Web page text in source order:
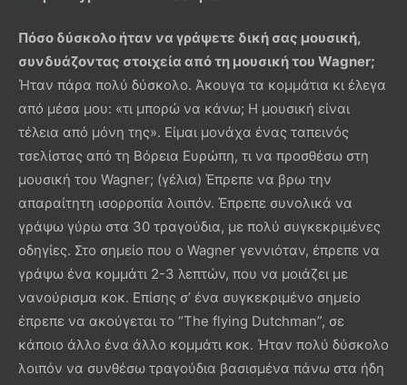
Πόσο δύσκολο ήταν να γράψετε δική σας μουσική,
συνδυάζοντας στοιχεία από τη μουσική του Wagner;
Ήταν πάρα πολύ δύσκολο. Άκουγα τα κομμάτια κι έλεγα
από μέσα μου: «τι μπορώ να κάνω; Η μουσική είναι
τέλεια από μόνη της». Είμαι μονάχα ένας ταπεινός
τσελίστας από τη Βόρεια Ευρώπη, τι να προσθέσω στη
μουσική του Wagner; (γέλια) Έπρεπε να βρω την
απαραίτητη ισορροπία λοιπόν. Έπρεπε συνολικά να
γράψω γύρω στα 30 τραγούδια, με πολύ συγκεκριμένες
οδηγίες. Στο σημείο που ο Wagner γεννιόταν, έπρεπε να
γράψω ένα κομμάτι 2-3 λεπτών, που να μοιάζει με
νανούρισμα κοκ. Επίσης σ’ ένα συγκεκριμένο σημείο
έπρεπε να ακούγεται το “The flying Dutchman”, σε
κάποιο άλλο ένα άλλο κομμάτι κοκ. Ήταν πολύ δύσκολο
λοιπόν να συνθέσω τραγούδια βασισμένα πάνω στα ήδη